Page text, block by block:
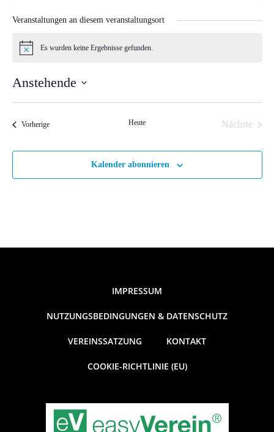
Veranstaltungen an diesem veranstaltungsort
HinweisEs wurden keine Ergebnisse gefunden.
Anstehende
VorherigeVeranstaltungen Heute
Nächste
Kalender abonnieren
IMPRESSUM
NUTZUNGSBEDINGUNGEN & DATENSCHUTZ
VEREINSSATZUNG KONTAKT
COOKIE-RICHTLINIE (EU)